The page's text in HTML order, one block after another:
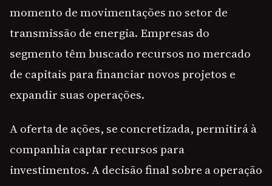
momento de movimentações no setor de
transmissão de energia. Empresas do
segmento têm buscado recursos no mercado
de capitais para financiar novos projetos e
expandir suas operações.
A oferta de ações, se concretizada, permitirá à
companhia captar recursos para
investimentos. A decisão final sobre a operação